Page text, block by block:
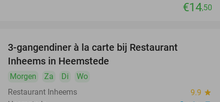
€14,50
3-gangendiner à la carte bij Restaurant
Inheems in Heemstede
Morgen Za Di
Wo
Restaurant Inheems
9.9 star